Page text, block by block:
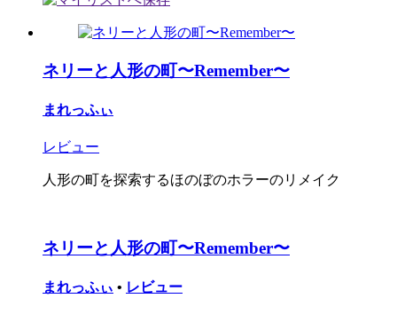
ネリーと人形の町〜Remember〜
まれっふぃ
レビュー
人形の町を探索するほのぼのホラーのリメイク
ネリーと人形の町〜Remember〜
まれっふぃ • レビュー